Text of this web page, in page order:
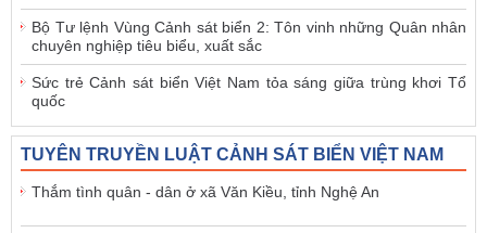
Bộ Tư lệnh Vùng Cảnh sát biển 2: Tôn vinh những Quân nhân
chuyên nghiệp tiêu biểu, xuất sắc
Sức trẻ Cảnh sát biển Việt Nam tỏa sáng giữa trùng khơi Tổ
quốc
TUYÊN TRUYỀN LUẬT CẢNH SÁT BIỂN VIỆT NAM
Thắm tình quân - dân ở xã Văn Kiều, tỉnh Nghệ An